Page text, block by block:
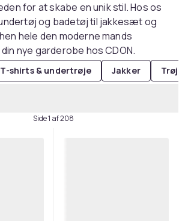
for at skabe en unik stil. Hos os
og badetøj til jakkesæt og
hele den moderne mands
nye garderobe hos CDON.
T-shirts & undertrøje Jakker
Side 1 af 208